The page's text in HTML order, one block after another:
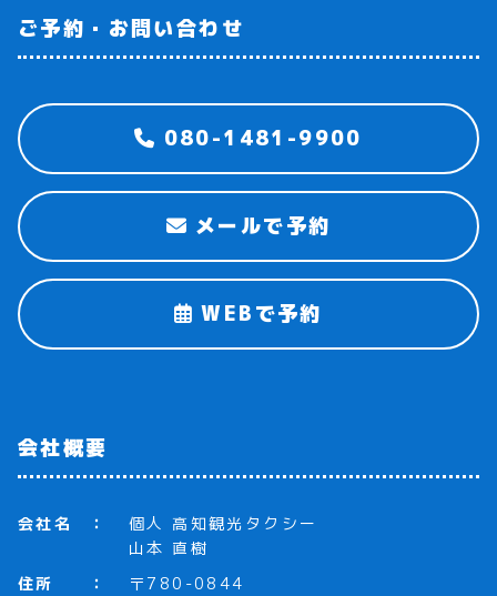
ご予約・お問い合わせ
080-1481-9900
メールで予約
WEBで予約
会社概要
会社名
個人 高知観光タクシー
山本 直樹
住所
〒780-0844